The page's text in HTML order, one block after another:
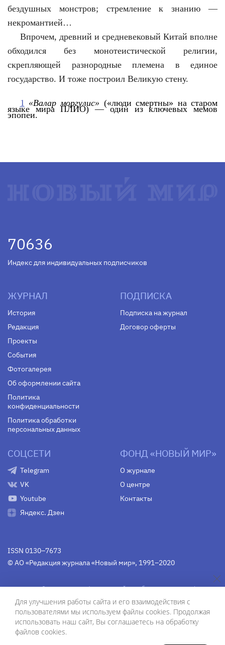
бездушных монстров; стремление к знанию —
некромантией…
Впрочем, древний и средневековый Китай вполне
обходился без монотеистической религии,
скрепляющей разнородные племена в единое
государство. И тоже построил Великую стену.
1 «Валар моргулис» («люди смертны» на старом
языке мира ПЛИО) — один из ключевых мемов
эпопеи.
70636
Индекс для индивидуальных подписчиков
ЖУРНАЛ
История
Редакция
Проекты
События
Фотогалерея
Об оформлении сайта
Политика
конфиденциальности
Политика обработки
персональных данных
ПОДПИСКА
Подписка на журнал
Договор оферты
СОЦСЕТИ
Telegram
VK
Youtube
Яндекс. Дзен
ФОНД «НОВЫЙ МИР»
О журнале
О центре
Контакты
ISSN 0130–7673
© АО «Редакция журнала «Новый мир», 1991–2020
Свидетельство Федеральной службы по надзору в сфере
связи, информационных технологий и массовых
коммуникаций средства массовой информации
(Роскомнадзор)ПИ № Фс 77-75754 от 13 июня 2019 г.
Для улучшения работы сайта и его взаимодействия с
пользователями мы используем файлы cookies. Продолжая
использовать наш сайт, Вы соглашаетесь на обработку
файлов cookies.